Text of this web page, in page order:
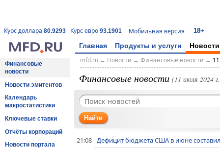
Курс доллара 80.9293 Курс евро 93.1901 Мобильная версия 18+
Главная Продукты и услуги Новости
Финансовые
новости
Новости эмитентов
Календарь
макростатистики
Ключевые ставки
Отчёты корпораций
Новости портала
mfd.ru→ Новости → Финансовые новости →
Финансовые новости (11 июля 2024
Найти
21:08 Дефицит бюджета США в июне